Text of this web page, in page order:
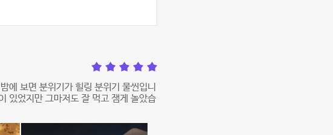
에 보면 분위기가 힐링 분위기 물씬입니
있었지만 그마저도 잘 먹고 잼게 놀았습